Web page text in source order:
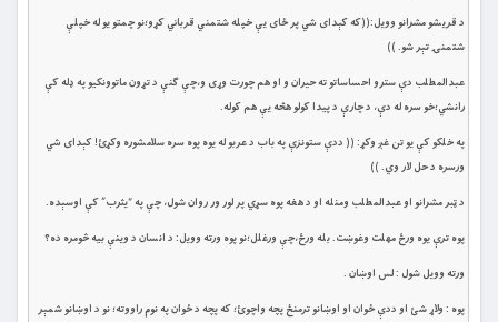
د قريشو مشرانو وويل:((كه كېداى شي پر ځاى يې خپله شتمني قرباني كړو؛نو چمتو يو له خپلې
شتمنۍ تېر شو. ))
عبدالمطلب دې سترو احساساتو ته حيران و او هم چورت وړى و،چې ګنې د تړون ماتوونكيو په ډله كې
رانشي؛خو سره له دې، د چارې د پيدا كولو هڅه يې هم كوله.
په خلكو كې يو تن غږ وكړ: (( ددې ستونزې په باب د عربو له يوه پوه سره سلامشوره وكړئ! كېداى شي
ورسره د حل لار وي. ))
د ټبر مشرانو او عبدالمطلب ومنله او د هغه پوه سړي پر لور ور روان شول، چې په “يثرب” كې اوسېده.
پوه ترې يوه ورځ مهلت وغوښت. بله ورځ،چې ورغلل؛نو پوه ورته وويل: د انسان د وينې بيه څومره ده؟
ورته وويل شول : لس اوښان .
پوه : ولاړ شئ او ددې ځوان او اوښانو ترمنځ پچه واچوئ؛ كه پچه د ځوان په نوم راووته؛ نو د اوښانو شمېر